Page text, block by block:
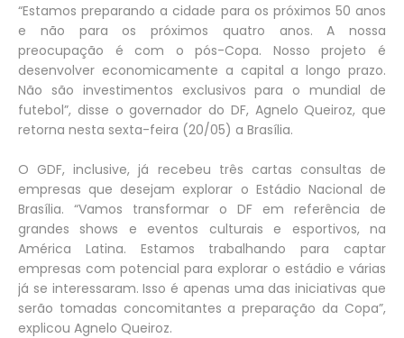
“Estamos preparando a cidade para os próximos 50 anos
e não para os próximos quatro anos. A nossa
preocupação é com o pós-Copa. Nosso projeto é
desenvolver economicamente a capital a longo prazo.
Não são investimentos exclusivos para o mundial de
futebol”, disse o governador do DF, Agnelo Queiroz, que
retorna nesta sexta-feira (20/05) a Brasília.
O GDF, inclusive, já recebeu três cartas consultas de
empresas que desejam explorar o Estádio Nacional de
Brasília. “Vamos transformar o DF em referência de
grandes shows e eventos culturais e esportivos, na
América Latina. Estamos trabalhando para captar
empresas com potencial para explorar o estádio e várias
já se interessaram. Isso é apenas uma das iniciativas que
serão tomadas concomitantes a preparação da Copa”,
explicou Agnelo Queiroz.